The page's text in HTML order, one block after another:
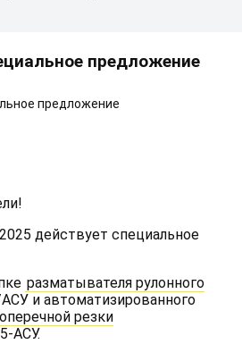
предложение
действует специальное
разматывателя рулонного
и автоматизированного
резки
АСУ.